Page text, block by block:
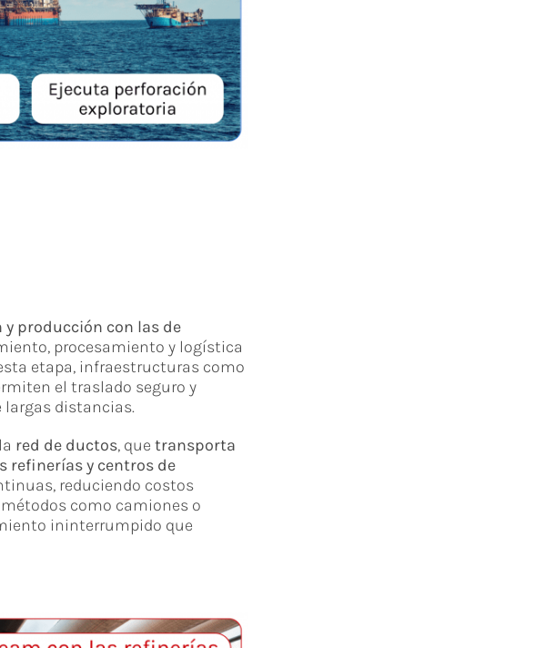
producción con las de
procesamiento y logística
etapa, infraestructuras como
el traslado seguro y
largas distancias.
red de ductos, que transporta
refinerías y centros de
reduciendo costos
como camiones o
ininterrumpido que